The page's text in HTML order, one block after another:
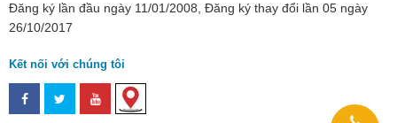
Đăng ký lần đầu ngày 11/01/2008, Đăng ký thay đổi lần 05 ngày
26/10/2017
Kết nối với chúng tôi